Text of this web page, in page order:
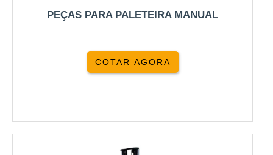
PEÇAS PARA PALETEIRA MANUAL
COTAR AGORA